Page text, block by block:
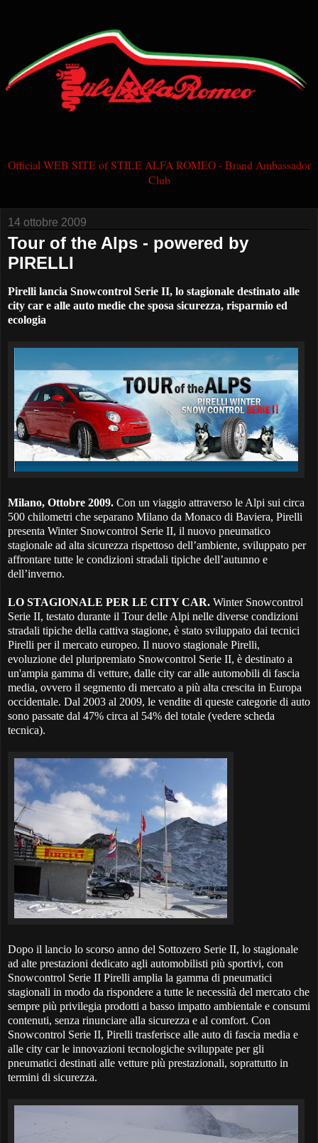
Official WEB SITE of STILE ALFA ROMEO - Brand Ambassador
Club
14 ottobre 2009
Tour of the Alps - powered by
PIRELLI
Pirelli lancia Snowcontrol Serie II, lo stagionale destinato alle
city car e alle auto medie che sposa sicurezza, risparmio ed
ecologia
Milano, Ottobre 2009. Con un viaggio attraverso le Alpi sui circa
500 chilometri che separano Milano da Monaco di Baviera, Pirelli
presenta Winter Snowcontrol Serie II, il nuovo pneumatico
stagionale ad alta sicurezza rispettoso dell’ambiente, sviluppato per
affrontare tutte le condizioni stradali tipiche dell’autunno e
dell’inverno.
LO STAGIONALE PER LE CITY CAR. Winter Snowcontrol
Serie II, testato durante il Tour delle Alpi nelle diverse condizioni
stradali tipiche della cattiva stagione, è stato sviluppato dai tecnici
Pirelli per il mercato europeo. Il nuovo stagionale Pirelli,
evoluzione del pluripremiato Snowcontrol Serie II, è destinato a
un'ampia gamma di vetture, dalle city car alle automobili di fascia
media, ovvero il segmento di mercato a più alta crescita in Europa
occidentale. Dal 2003 al 2009, le vendite di queste categorie di auto
sono passate dal 47% circa al 54% del totale (vedere scheda
tecnica).
Dopo il lancio lo scorso anno del Sottozero Serie II, lo stagionale
ad alte prestazioni dedicato agli automobilisti più sportivi, con
Snowcontrol Serie II Pirelli amplia la gamma di pneumatici
stagionali in modo da rispondere a tutte le necessità del mercato che
sempre più privilegia prodotti a basso impatto ambientale e consumi
contenuti, senza rinunciare alla sicurezza e al comfort. Con
Snowcontrol Serie II, Pirelli trasferisce alle auto di fascia media e
alle city car le innovazioni tecnologiche sviluppate per gli
pneumatici destinati alle vetture più prestazionali, soprattutto in
termini di sicurezza.